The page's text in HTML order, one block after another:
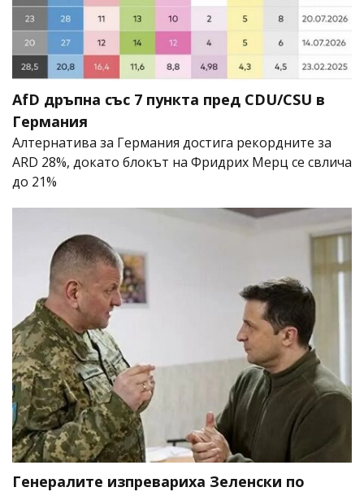
AfD дръпна със 7 пункта пред CDU/CSU в
Германия
Алтернатива за Германия достига рекордните за
ARD 28%, докато блокът на Фридрих Мерц се свлича
до 21%
Генералите изпревариха Зеленски по